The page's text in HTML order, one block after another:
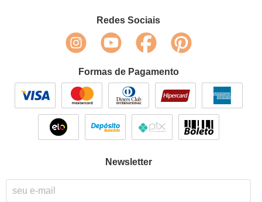
Redes Sociais
Formas de Pagamento
Newsletter